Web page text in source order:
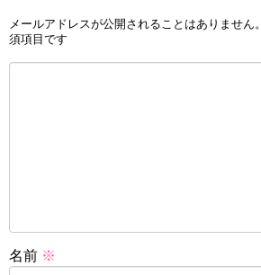
メールアドレスが公開されることはありません。
須項目です
名前 ※